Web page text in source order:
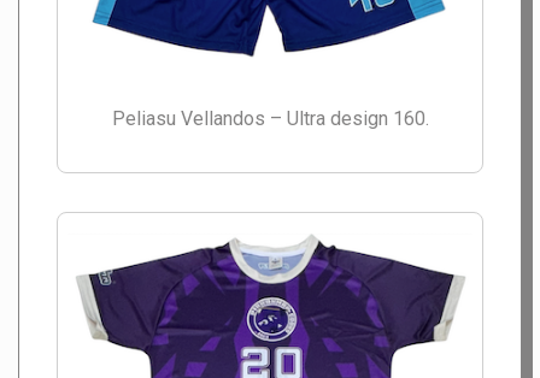
Peliasu Vellandos – Ultra design 160.